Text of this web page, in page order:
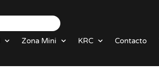
Zona Mini KRC Contacto